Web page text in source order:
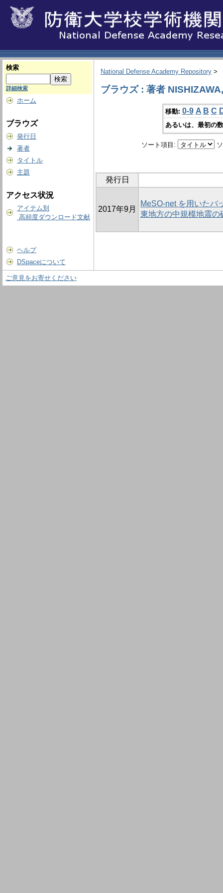
検索
詳細検索
ホーム
ブラウズ
発行日
著者
タイトル
主題
アクセス状況
アイテム別
高頻度ダウンロード文献
ヘルプ
DSpaceについて
National Defense Academy Repository >
ブラウズ : 著者
移動: 0-9 A B C
あるいは、最初の
ソート項目:
発行日
2017年9月
MeSO-net を用いたバ
東地方の中規模地震の
ご意見をお寄せください